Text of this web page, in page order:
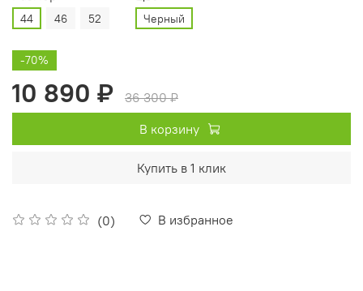
(0) В избранное
44 46 52 Черный
-70%
10 890 ₽
36 300 ₽
В корзину
Купить в 1 клик